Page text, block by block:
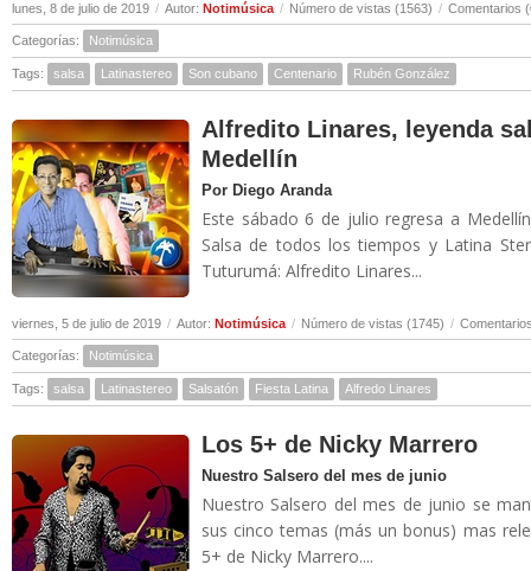
lunes, 8 de julio de 2019 / Autor: Notimúsica / Número de vistas (1563) / Comentarios
Categorías: Notimúsica
Tags: salsa Latinastereo Son cubano Centenario Rubén González
Alfredito Linares, leyenda
Medellín
Por Diego Aranda
Este sábado 6 de julio regresa a
Salsa de todos los tiempos y Latina
Tuturumá: Alfredito Linares...
viernes, 5 de julio de 2019 / Autor: Notimúsica / Número de vistas (1745) /
Categorías: Notimúsica
Tags: salsa Latinastereo Salsatón Fiesta Latina Alfredo Linares
Los 5+ de Nicky Marrero
Nuestro Salsero del mes de junio
Nuestro Salsero del mes de junio se
sus cinco temas (más un bonus) mas
5+ de Nicky Marrero....